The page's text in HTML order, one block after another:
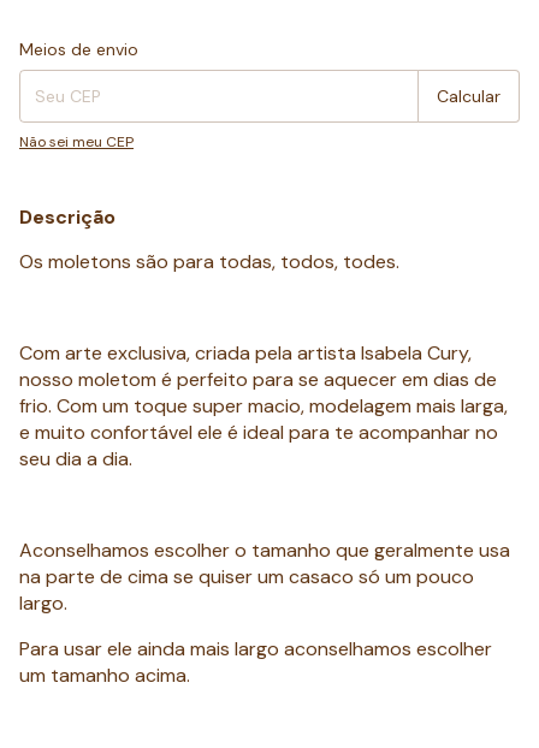
Entregas para o CEP:
Meios de envio
Calcular
Não sei meu CEP
Descrição
Os moletons são para todas, todos, todes.
Com arte exclusiva, criada pela artista Isabela Cury,
nosso moletom é perfeito para se aquecer em dias de
frio. Com um toque super macio, modelagem mais larga,
e muito confortável ele é ideal para te acompanhar no
seu dia a dia.
Aconselhamos escolher o tamanho que geralmente usa
na parte de cima se quiser um casaco só um pouco
largo.
Para usar ele ainda mais largo aconselhamos escolher
um tamanho acima.